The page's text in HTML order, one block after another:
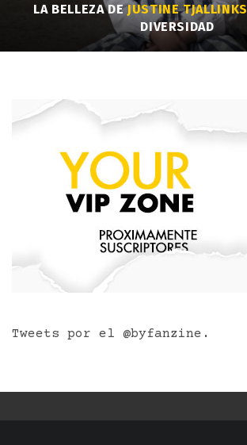
LA BELLEZA DEJUSTINE TJALLINKS
DIVERSIDAD
Tweets por el @byfanzine.